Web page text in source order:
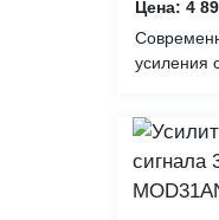
Цена: 4
усиления